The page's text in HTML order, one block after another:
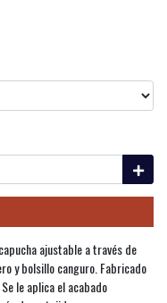
ajustable a través de
y bolsillo canguro. Fabricado
le aplica el acabado